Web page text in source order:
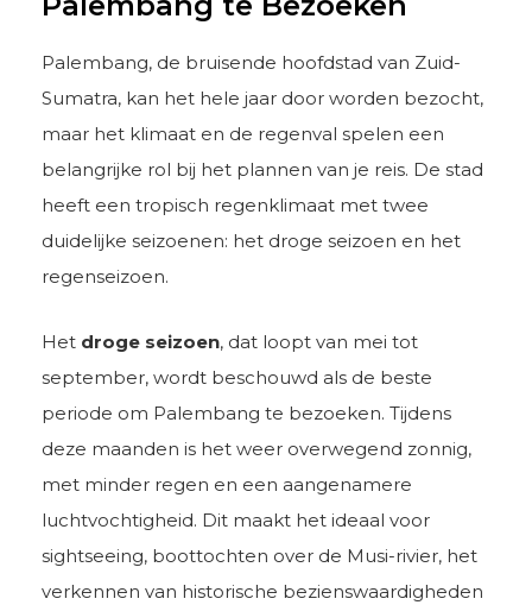
Palembang, de bruisende hoofdstad van Zuid-
Sumatra, kan het hele jaar door worden bezocht,
maar het klimaat en de regenval spelen een
belangrijke rol bij het plannen van je reis. De stad
heeft een tropisch regenklimaat met twee
duidelijke seizoenen: het droge seizoen en het
regenseizoen.
Het droge seizoen, dat loopt van mei tot
september, wordt beschouwd als de beste
periode om Palembang te bezoeken. Tijdens
deze maanden is het weer overwegend zonnig,
met minder regen en een aangenamere
luchtvochtigheid. Dit maakt het ideaal voor
sightseeing, boottochten over de Musi-rivier, het
verkennen van historische bezienswaardigheden